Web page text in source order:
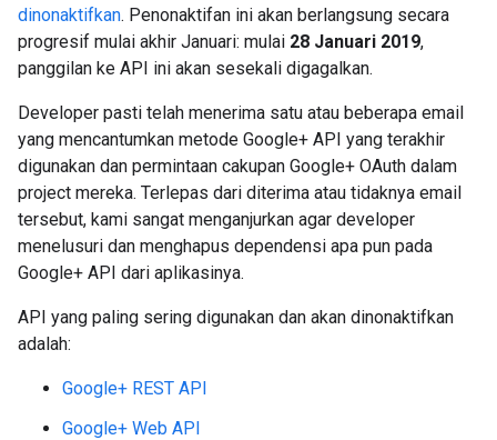
dinonaktifkan. Penonaktifan ini akan berlangsung secara
progresif mulai akhir Januari: mulai 28 Januari 2019,
panggilan ke API ini akan sesekali digagalkan.
Developer pasti telah menerima satu atau beberapa email
yang mencantumkan metode Google+ API yang terakhir
digunakan dan permintaan cakupan Google+ OAuth dalam
project mereka. Terlepas dari diterima atau tidaknya email
tersebut, kami sangat menganjurkan agar developer
menelusuri dan menghapus dependensi apa pun pada
Google+ API dari aplikasinya.
API yang paling sering digunakan dan akan dinonaktifkan
adalah:
Google+ REST API
Google+ Web API